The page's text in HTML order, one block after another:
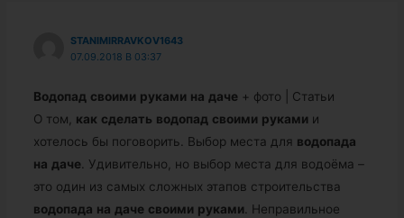
STANIMIRRAVKOV1643
07.09.2018 В 03:37
Водопад своими руками на даче + фото | Статьи
О том, как сделать водопад своими руками и
хотелось бы поговорить. Выбор места для водопада
на даче. Удивительно, но выбор места для водоёма –
это один из самых сложных этапов строительства
водопада на даче своими руками. Неправильное